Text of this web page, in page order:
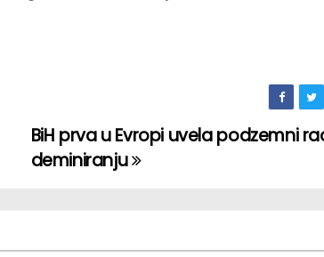
BiH prva u Evropi uvela podzemni
deminiranju